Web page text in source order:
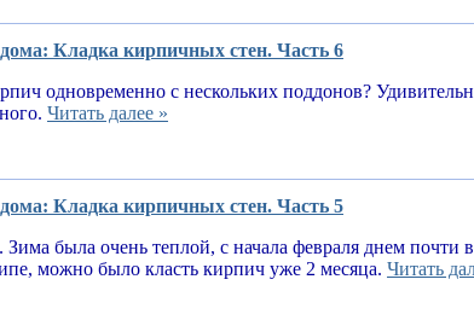
Кладка кирпичных стен. Часть 6
одновременно с нескольких поддонов?
Читать далее »
Кладка кирпичных стен. Часть 5
Зима была очень теплой, с начала февраля днем почти
можно было класть кирпич уже 2 месяца. Читать